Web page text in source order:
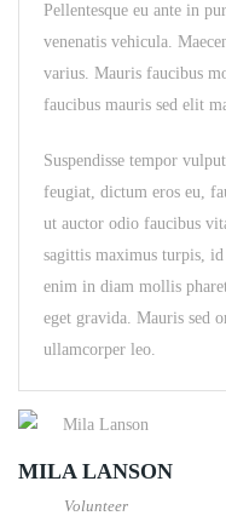
Pellentesque eu ante in
venenatis vehicula.
varius. Mauris faucibus
faucibus mauris sed elit
Suspendisse tempor
feugiat, dictum eros eu,
ut auctor odio faucibus
sagittis maximus turpis,
enim in diam mollis
eget gravida. Mauris sed
ullamcorper leo.
MILA LANSON
Volunteer